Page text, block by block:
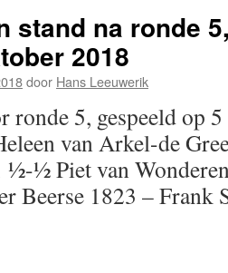
stand na ronde
2018
door Hans Leeuwerik
ronde 5, gespeeld op
van Arkel-de
½-½ Piet van
Beerse 1823 –